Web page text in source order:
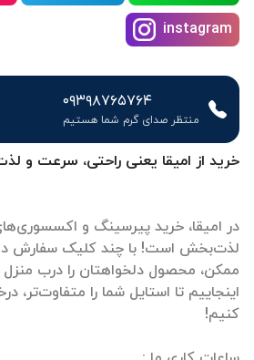
خرید از امیقا یعنی راحتی، سرعت و
در امیقا، خرید پیرسینگ و
لذت‌بخش است! با چند کلیک سفارش
ممکن، محصول دلخواهتان را درب منزل
اینجاییم تا استایل شما را متفاوت‌تر،
instagram
۰۹۳۹۸۷۶۵۷۶۴
منتظر صدای گرم شما هستیم